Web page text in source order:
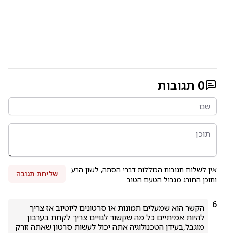
0 תגובות
אין לשלוח תגובות הכוללות דברי הסתה, לשון הרע
ותוכן החורג מגבול הטעם הטוב.
שליחת תגובה
6